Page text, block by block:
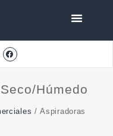
Húmedo
/ Aspiradoras